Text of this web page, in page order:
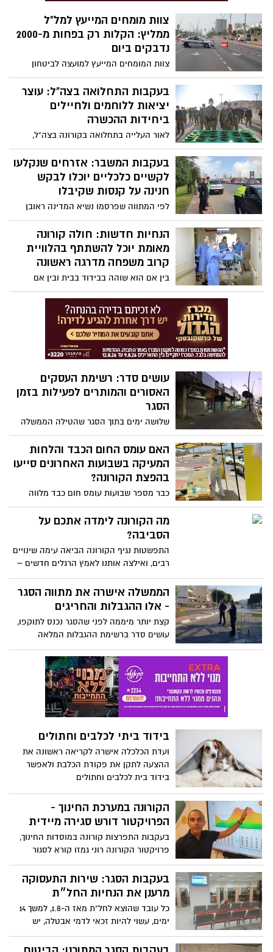
צוות מומחים המייעץ למל"ל
ממליץ: הקלות רק בפחות מ-2000
נדבקים ביום
צוות המומחים המייעץ למועצה לביטחון
לאומי (המל"ל) הגיש את המלצתו למתווה
יציאה מהסגר. לפי המתווה, ההקלה במגבלות
תתחיל רק לאחר שמספר הנדבקים החדשים
בקורונה המאובחנים ביום יהיה נמוך
הגבוהות לא יתחדשו לפחות עד חנוכה
נדבקים ביום
בעקבות התחלואה בצה"ל: עוצר
יציאות ללוחמים ולחיילים
ביחידות ההכשרה
לאור העלייה בתחלואה בקורונה בצה"ל,
הרמטכ"ל כוכבי הודיע על החמרה בהנחיות:
"עלינו לפעול מיד במלוא העוצמה כדי לצמצם
אותה". בין היתר, לוחמים וחיילים שנמצאים
בהכשרה יגיעו ביום שלישי לבסיס ערוכים
לשהות ממושכת של חודש ימים
בעקבות המשבר: אזרחים שנקלעו
לקשיים כלכליים יוכלו לבקש
חנינה על קנסות שקיבלו
לפי המתווה שפרסמו נשיא המדינה ראובן
ריבלין ושר המשפטים אבי ניסנקורן, בעקבות
המשבר תוכלו לבקש חנינה על קנסות
שקיבלתם. עם זאת, לא ייבחנו בקשות להקלה
בקנסות חניה או קנסות שהוטלו בגין הפרת
ההוראות למניעת התפשטות הקורונה
הנחיות חדשות: חולה קורונה
מאומת יוכל להשתתף בהלוויית
קרוב משפחה מדרגה ראשונה
בין אם הוא שוהה בבידוד בבית ובין אם
מאושפז בבית החולים, יותר לחולה קורונה
מאומת להגיע ללוויית קרוב משפחה מדרגה
ראשונה באמצעות אמבולנס ייעודי שיוזמן על
ידו ועל חשבונו ובהתאם להנחיות קפדניות -
כך זה ייראה
עושים סדר: רשימת העסקים
האסורים והמותרים לפעילות בזמן
הסגר
שלושה ימים בתוך הסגר שהטילה הממשלה
ומשרד הכלכלה והתעשייה עושה סדר - לאילו
עסקים מותר לפעול במהלך הסגר ולאילו לא?
הרשימה המלאה בידיעה
האם עומס החום הכבד והלחות
המעיקה בשבועות האחרונים סייעו
בהפצת הקורונה?
כבר מספר שבועות עומס חום כבד מלווה
אותנו ביחד עם לחות גבוהה, מה שמוביל לכך
שהמסיכות הכירורגיות שחובה עלינו לעטות
במרחב הציבורי נרטבות במהרה ומאבדות
מה הקורונה לימדה אתכם על
הסביבה?
התפשטות נגיף הקורונה הביאה עימה שינויים
רבים, ואילצה אותנו לאמץ הרגלים חדשים –
כמו ריחוק חברתי, שטיפת ידיים מוגברת,
עטיית מסכה ועוד. לצד הכללים החשובים
השומרים על בריאותנו, חשוב לזכור גם את
הממשלה אישרה את מתווה הסגר
- אלו ההגבלות והחריגים
קצת יותר מיממה לפני שהסגר נכנס לתוקפו,
עושים סדר ברשימת ההגבלות המלאה
והעדכנית, כפי שאושר אמש (ד') בממשלה.
מה מותר ומה אסור? הפרטים המלאים
בכתבה
בידוד ביתי לכלבים וחתולים
ועדת הכלכלה אישרה לקריאה ראשונה את
ההצעה לתקן את פקודת הכלבת ולאפשר
בידוד בית לכלבים וחתולים
הקורונה במערכת החינוך -
הפרויקטור דורש סגירה מיידית
בעקבות התפרצות קורונה במוסדות החינוך,
פרויקטור הקורונה רוני גמזו קורא לסגור
מידית את כל מוסדות החינוך ברחבי הארץ.
במכתב לשר הבריאות ושר החינוך, טוען פרופ'
גמזו כי העלייה בתחלואה בקורונה נובעת
גמזו: "הממשלה קיבלה החלטה לא נכונה
בניגוד להמלצות המקצועיות שלנו"
בעקבות הסגר: שירות התעסוקה
מרענן את הנחיות החל״ת
כל עובד שהוצא לחל"ת מאז ה-1.8, למשך 14
ימים, עשוי להיות זכאי לדמי אבטלה, יש
לחדש את הרישום באתר שירות התעסוקה
ובאתר הביטוח הלאומי